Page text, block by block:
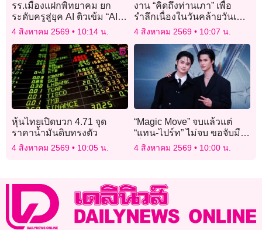
รร.เมืองแฝกพิทยาคม ยก
ระดับครูสู่ยุค AI ติวเข้ม “AI
for Teachers” พัฒนาการ
4 สิงหาคม 2569 10:14 น.
งาน “คิดถึงท่านเภา” เพื่อ
รำลึกเนื่องในวันคล้ายวันเกิด
ของ พล.ต.อ.เภา สารสิน
4 สิงหาคม 2569 10:07 น.
หุ้นไทยเปิดบวก 4.71 จุด
ราคาน้ำมันดิบทรงตัว
4 สิงหาคม 2569 10:05 น.
“Magic Move” จบแล้วแต่
“แทน-ไปร์ท” ไม่จบ ขอจับมือ
เป็นพาร์ตเนอร์ลุยงานต่อ
4 สิงหาคม 2569 10:00 น.